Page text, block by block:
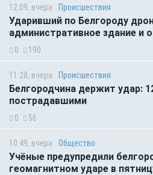
12:09, вчера Происшествия
Ударивший по Белгороду
административное здание и
0 190
11:28, вчера Происшествия
Белгородчина держит удар:
пострадавшими
0 56
10:49, вчера Общество
Учёные предупредили
геомагнитном ударе в